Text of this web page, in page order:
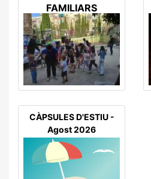
FAMILIARS
CÀPSULES D'ESTIU -
Agost 2026